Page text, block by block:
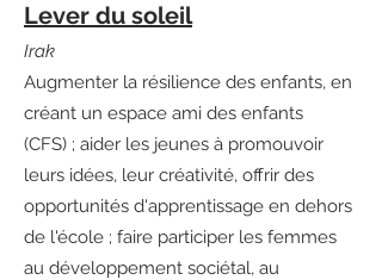
Lever du soleil
Irak
Augmenter la résilience des enfants, en
créant un espace ami des enfants
(CFS) ; aider les jeunes à promouvoir
leurs idées, leur créativité, offrir des
opportunités d'apprentissage en dehors
de l'école ; faire participer les femmes
au développement sociétal, au